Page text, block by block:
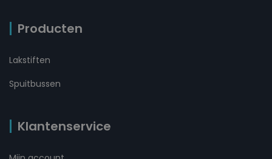
Producten
Lakstiften
Spuitbussen
Klantenservice